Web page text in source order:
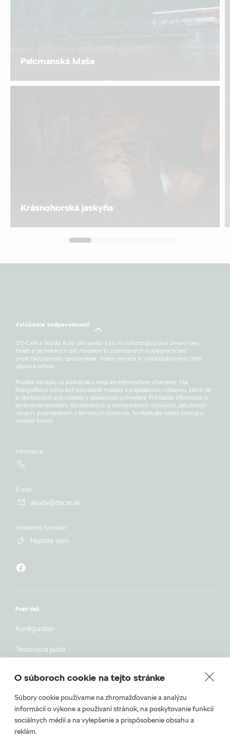
O súboroch cookie na tejto stránke
Súbory cookie používame na zhromažďovanie a analýzu
informácií o výkone a používaní stránok, na poskytovanie funkcií
sociálnych médií a na vylepšenie a prispôsobenie obsahu a
reklám.
Palcmanská Maša
Krásnohorská jaskyňa
Vylúčenie zodpovednosti
DS-CAR a Škoda Auto Slovensko s.r.o. si vyhradzujú právo zmeny cien,
farieb a technických dát modelov tu zobrazených a opísaných bez
predchádzajúceho upozornenia. Autori servera si vyhradzujú právo chýb
zápisu a omylu.
Použité obrázky sú ilustračné a majú len informatívny charakter. Na
fotografiách môžu byť zobrazené modely s príplatkovou výbavou, ktorá nie
je štandardom pre modely v základnom prevedení. Pre bližšie informácie o
sortimente modelov, štandardných a mimoriadnych výbavách, aktuálnych
cenách, podmienkach a termínoch dodávok, kontaktujte nášho predajcu
vozidiel Škoda.
Informácie
E-mail
skoda@dscar.sk
Kontaktný formulár
Napíšte nám
Pozri tiež
Konfigurátor
Testovacia jazda
Škoda E-shop